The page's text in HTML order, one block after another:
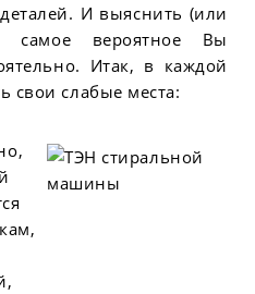
И выяснить (или
самое вероятное Вы
Итак, в каждой
свои слабые места: